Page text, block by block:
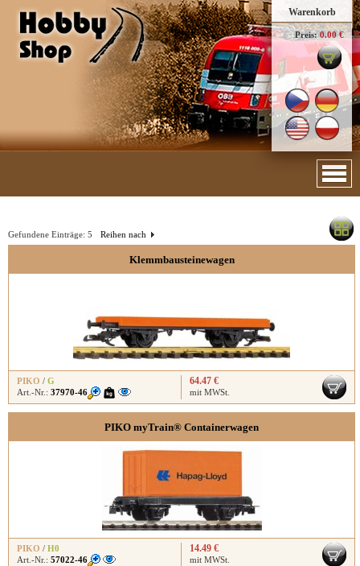
Warenkorb
Preis: 0.00 €
Reihen nach
Gefundene Einträge: 5
Klemmbausteinewagen
PIKO / G
Art.-Nr.: 37970-46
64.47 €
mit MWSt.
PIKO myTrain® Containerwagen
PIKO / H0
Art.-Nr.: 57022-46
14.49 €
mit MWSt.